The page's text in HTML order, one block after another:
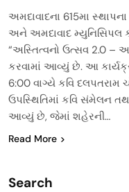
અમદાવાદના 615મા
અને અમદાવાદ મ્યુનિસિપલ
“અસ્તિત્વનો ઉત્સવ 2.0 –
કરવામાં આવ્યું છે. આ
6:00 વાગ્યે કવિ દલપતરામ
ઉપસ્થિતિમાં કવિ સંમેલન
આવ્યું છે, જેમાં શહેરની…
Read More
Search